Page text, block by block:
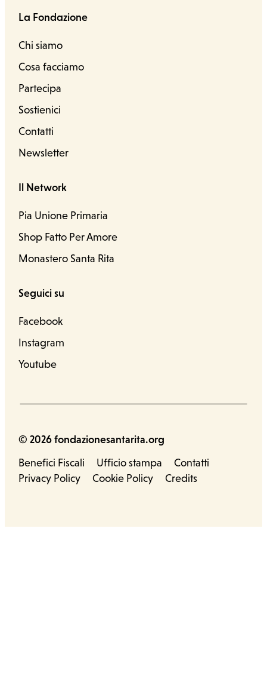
La Fondazione
Chi siamo
Cosa facciamo
Partecipa
Sostienici
Contatti
Newsletter
Il Network
Pia Unione Primaria
Shop Fatto Per Amore
Monastero Santa Rita
Seguici su
Facebook
Instagram
Youtube
© 2026 fondazionesantarita.org
Benefici Fiscali
Ufficio stampa
Contatti
Privacy Policy
Cookie Policy Credits